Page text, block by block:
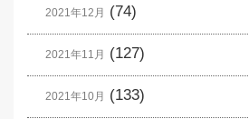
2021年12月 (74)
2021年11月 (127)
2021年10月 (133)